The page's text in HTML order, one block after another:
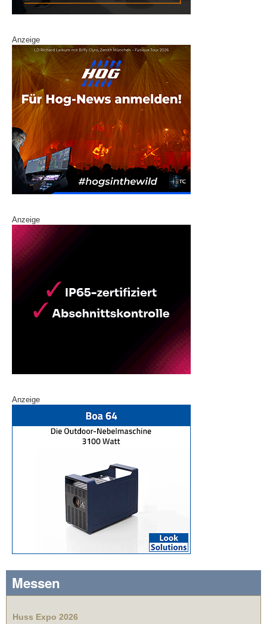
Anzeige
Anzeige
Anzeige
Messen
Huss Expo 2026